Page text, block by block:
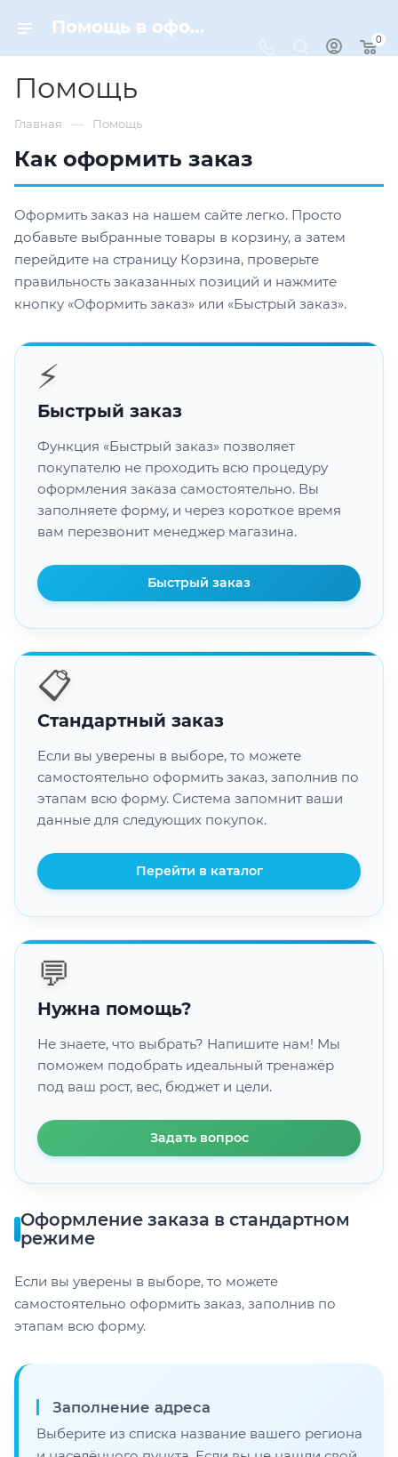
Помощь в оформлении заказа | Dynamic-Sport
0
Помощь
Главная — Помощь
Как оформить заказ
Оформить заказ на нашем сайте легко. Просто
добавьте выбранные товары в корзину, а затем
перейдите на страницу Корзина, проверьте
правильность заказанных позиций и нажмите
кнопку «Оформить заказ» или «Быстрый заказ».
⚡
Быстрый заказ
Функция «Быстрый заказ» позволяет
покупателю не проходить всю процедуру
оформления заказа самостоятельно. Вы
заполняете форму, и через короткое время
вам перезвонит менеджер магазина.
Быстрый заказ
📋
Стандартный заказ
Если вы уверены в выборе, то можете
самостоятельно оформить заказ, заполнив по
этапам всю форму. Система запомнит ваши
данные для следующих покупок.
Перейти в каталог
💬
Нужна помощь?
Не знаете, что выбрать? Напишите нам! Мы
поможем подобрать идеальный тренажёр
под ваш рост, вес, бюджет и цели.
Задать вопрос
Оформление заказа в стандартном
режиме
Если вы уверены в выборе, то можете
самостоятельно оформить заказ, заполнив по
этапам всю форму.
Заполнение адреса
Выберите из списка название вашего региона